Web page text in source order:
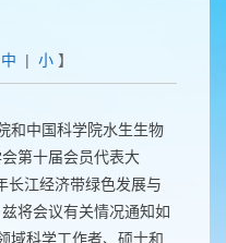
中 | 小】
和中国科学院水生生物
第十届会员代表大
长江经济带绿色发展与
将会议有关情况通知如
域科学工作者、硕士和